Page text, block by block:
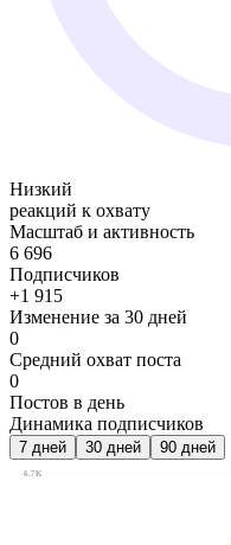
Низкий
реакций к охвату
Масштаб и активность
6 696
Подписчиков
+1 915
Изменение за 30 дней
0
Средний охват поста
0
Постов в день
Динамика подписчиков
7 дней 30 дней 90 дней
6.7K